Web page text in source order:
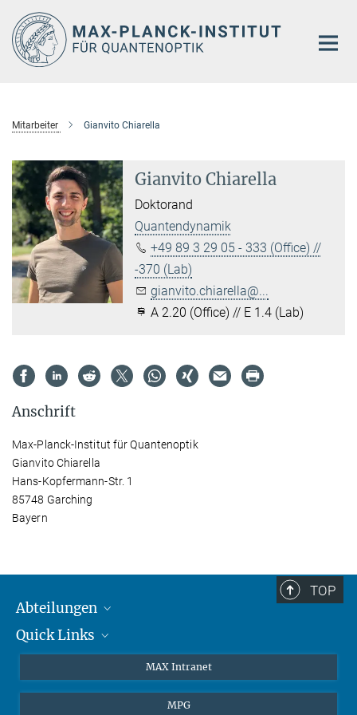
Hauptinhalt
Mitarbeiter Gianvito Chiarella
Gianvito Chiarella
Doktorand
Quantendynamik
+49 89 3 29 05 - 333 (Office) //
-370 (Lab)
gianvito.chiarella@...
A 2.20 (Office) // E 1.4 (Lab)
Anschrift
Max-Planck-Institut für Quantenoptik
Gianvito Chiarella
Hans-Kopfermann-Str. 1
85748 Garching
Bayern
TOP
Abteilungen
Attosekundenphysik
Quick Links
MAX Intranet
MPG